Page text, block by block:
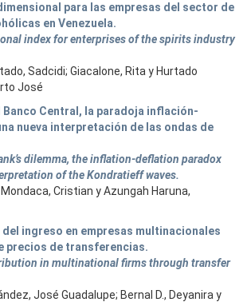
para las empresas del sector de
en Venezuela.
index for enterprises of the spirits industry
Sadcidi; Giacalone, Rita y Hurtado
José
Banco Central, la paradoja inflación-
nueva interpretación de las ondas de
dilemma, the inflation-deflation paradox
of the Kondratieff waves.
Mondaca, Cristian y Azungah Haruna,
ingreso en empresas multinacionales
precios de transferencias.
in multinational firms through transfer
José Guadalupe; Bernal D., Deyanira y